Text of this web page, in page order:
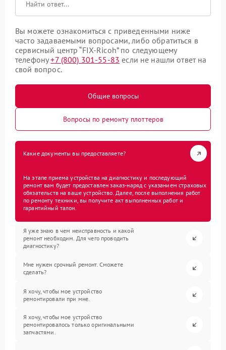
Вы можете ознакомиться с приведенными ниже
часто задаваемыми вопросами, либо обратиться в
сервисный центр “FIX-Ricoh” по следующему
телефону+7 (800) 301-55-83 если не нашли ответ на
свой вопрос.
Общие вопросы
Вопросы по ремонту плоттеров
Какие документы вы предоставляете?
На этапе приема устройства на диагностику и последующий
ремонт вам будет предоставлен заказ-наряд с указанием страховых
обязательств на ваше устройство. Далее, после выполнения работ
по ремонту техники, вы получите акт выполненных работ и
гарантийный талон.
Я уже знаю в чем неисправность и какой
ремонт необходим. Для чего проводить
диагностику?
Мне нужен срочный ремонт. Сможете
сделать?
Я хочу, чтобы мое устройство
ремонтировали при мне.
Я хочу, чтобы мое устройство
ремонтировалось только оригинальными
запчастями.